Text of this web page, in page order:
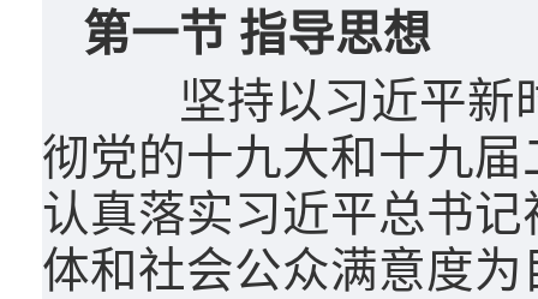
第一节 指导思想
坚持以习近平新时
彻党的十九大和十九
认真落实习近平总书
体和社会公众满意度